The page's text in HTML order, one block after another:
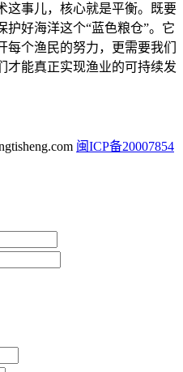
这事儿，核心就是平衡。既要
护好海洋这个“蓝色粮仓”。它
个渔民的努力，更需要我们
才能真正实现渔业的可持续发
闽ICP备20007854